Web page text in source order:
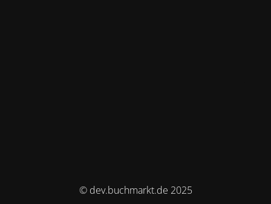
© dev.buchmarkt.de 2025